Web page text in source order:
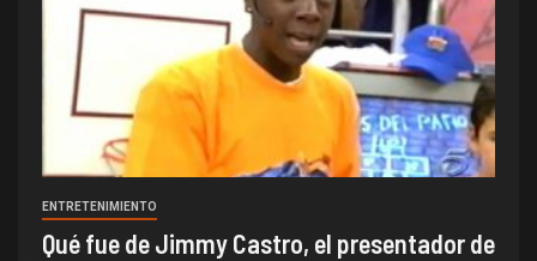
ENTRETENIMIENTO
Qué fue de Jimmy Castro, el presentador de